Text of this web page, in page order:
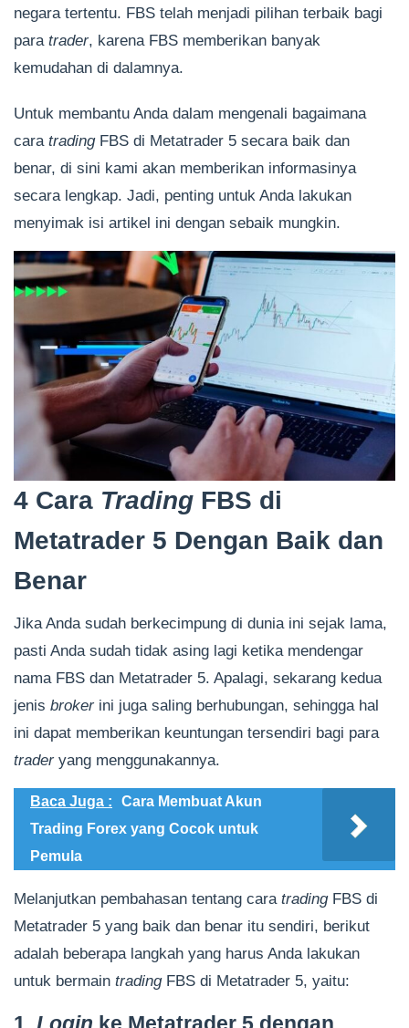
negara tertentu. FBS telah menjadi pilihan terbaik bagi
para trader, karena FBS memberikan banyak
kemudahan di dalamnya.
Untuk membantu Anda dalam mengenali bagaimana
cara trading FBS di Metatrader 5 secara baik dan
benar, di sini kami akan memberikan informasinya
secara lengkap. Jadi, penting untuk Anda lakukan
menyimak isi artikel ini dengan sebaik mungkin.
4 Cara Trading FBS di
Metatrader 5 Dengan Baik dan
Benar
Jika Anda sudah berkecimpung di dunia ini sejak lama,
pasti Anda sudah tidak asing lagi ketika mendengar
nama FBS dan Metatrader 5. Apalagi, sekarang kedua
jenis broker ini juga saling berhubungan, sehingga hal
ini dapat memberikan keuntungan tersendiri bagi para
trader yang menggunakannya.
Baca Juga :
Cara Membuat Akun
Trading Forex yang Cocok untuk
Pemula
Melanjutkan pembahasan tentang cara trading FBS di
Metatrader 5 yang baik dan benar itu sendiri, berikut
adalah beberapa langkah yang harus Anda lakukan
untuk bermain trading FBS di Metatrader 5, yaitu: